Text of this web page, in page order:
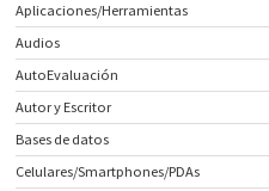
Aplicaciones/Herramientas
Audios
AutoEvaluación
Autor y Escritor
Bases de datos
Celulares/Smartphones/PDAs